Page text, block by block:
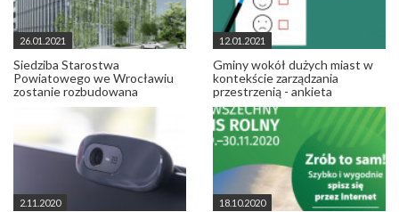
26.01.2021
Siedziba Starostwa
Powiatowego we Wrocławiu
zostanie rozbudowana
12.01.2021
Gminy wokół dużych miast w
kontekście zarządzania
przestrzenią - ankieta
2.11.2020 18.10.2020